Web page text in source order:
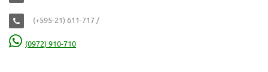
(+595-21) 611-717 /
(0972) 910-710